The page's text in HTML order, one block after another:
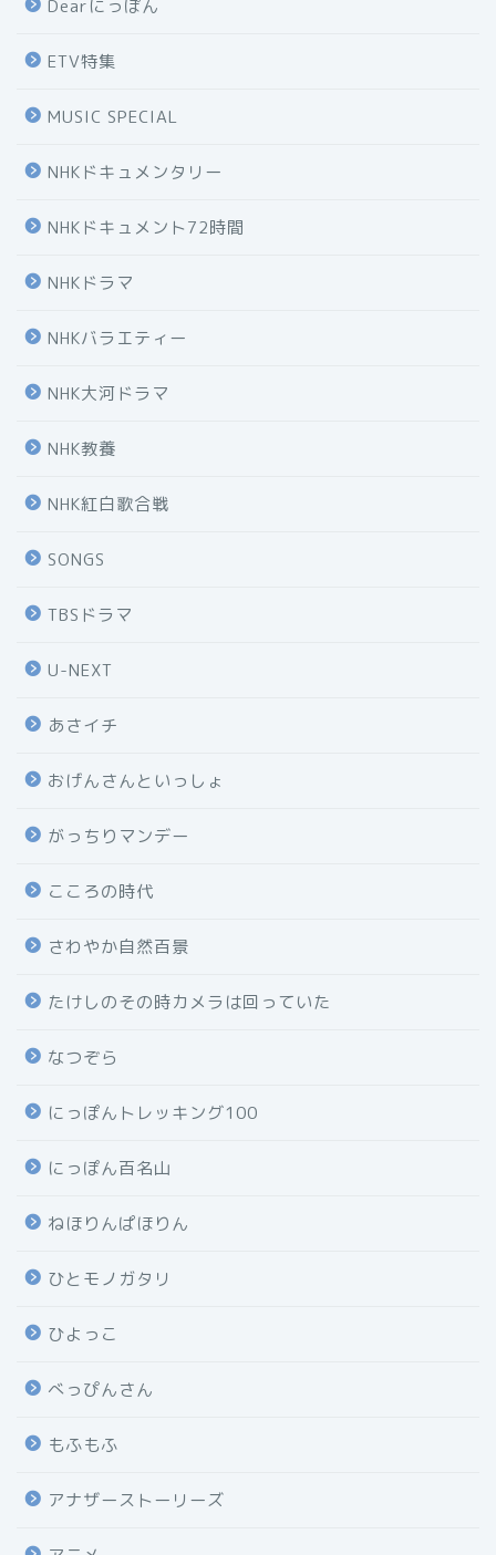
Dearにっぽん
ETV特集
MUSIC SPECIAL
NHKドキュメンタリー
NHKドキュメント72時間
NHKドラマ
NHKバラエティー
NHK大河ドラマ
NHK教養
NHK紅白歌合戦
SONGS
TBSドラマ
U-NEXT
あさイチ
おげんさんといっしょ
がっちりマンデー
こころの時代
さわやか自然百景
たけしのその時カメラは回っていた
なつぞら
にっぽんトレッキング100
にっぽん百名山
ねほりんぱほりん
ひとモノガタリ
ひよっこ
べっぴんさん
もふもふ
アナザーストーリーズ